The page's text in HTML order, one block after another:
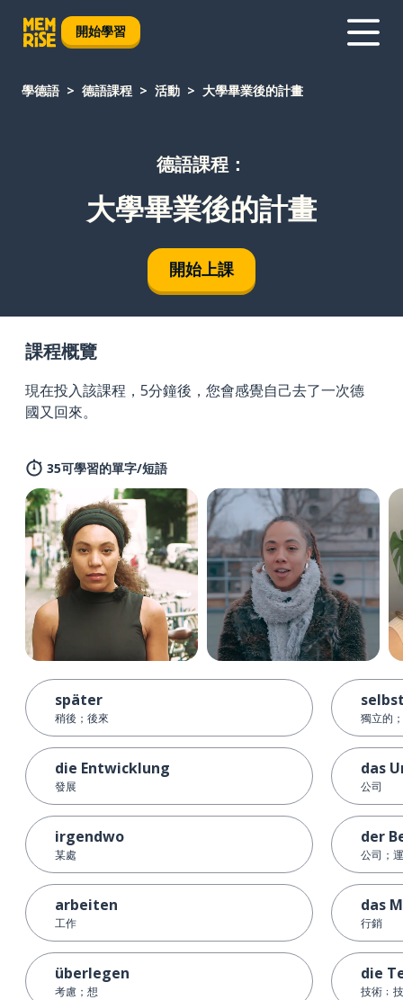
開始學習
學德語 德語課程 活動 大學畢業後的計畫
德語課程：
大學畢業後的計畫
開始上課
課程概覽
現在投入該課程，5分鐘後，您會感覺自己去了一次德
國又回來。
35可學習的單字/短語
später
稍後；後來
die Entwicklung
發展
irgendwo
某處
arbeiten
工作
überlegen
考慮；想
獨立的
das
公司
der
公司；
das
行銷
die
技術﹔